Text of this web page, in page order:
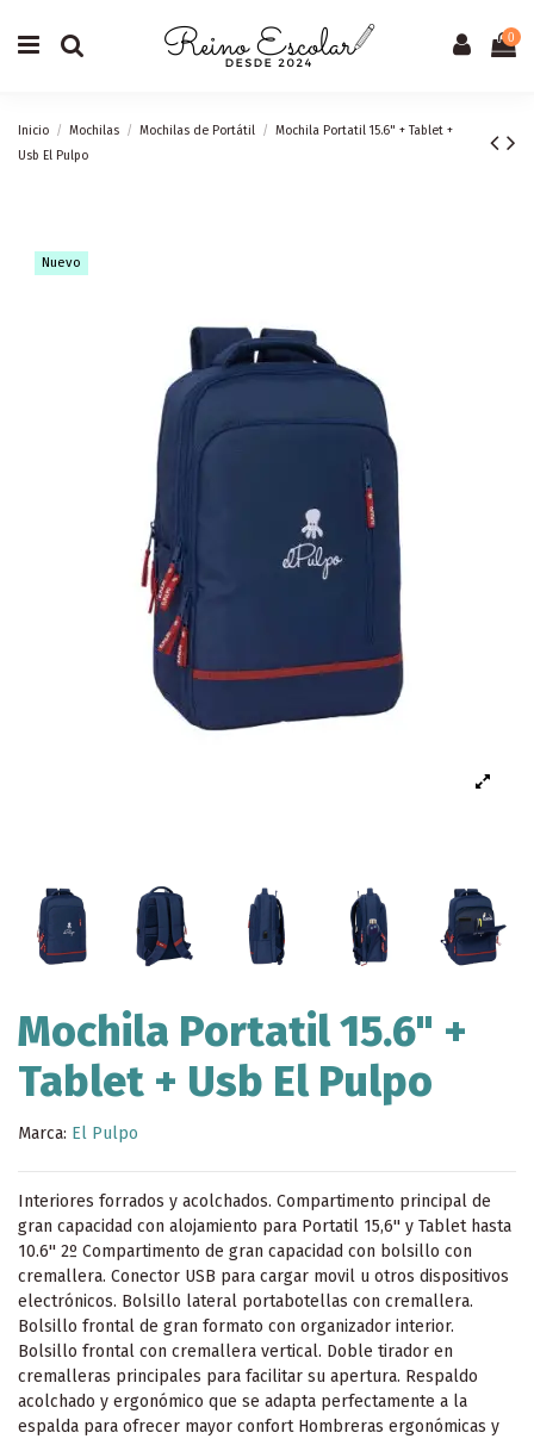
0
Inicio Mochilas Mochilas de Portátil
Mochila Portatil 15.6" + Tablet +
Usb El Pulpo
Nuevo
Mochila Portatil 15.6" +
Tablet + Usb El Pulpo
Marca: El Pulpo
Interiores forrados y acolchados. Compartimento principal de
gran capacidad con alojamiento para Portatil 15,6'' y Tablet hasta
10.6'' 2º Compartimento de gran capacidad con bolsillo con
cremallera. Conector USB para cargar movil u otros dispositivos
electrónicos. Bolsillo lateral portabotellas con cremallera.
Bolsillo frontal de gran formato con organizador interior.
Bolsillo frontal con cremallera vertical. Doble tirador en
cremalleras principales para facilitar su apertura. Respaldo
acolchado y ergonómico que se adapta perfectamente a la
espalda para ofrecer mayor confort Hombreras ergonómicas y